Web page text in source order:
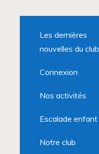
Les dernières
nouvelles du club
Connexion
Nos activités
Escalade enfant
Notre club